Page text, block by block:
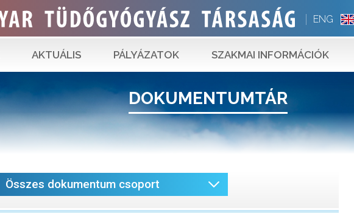
ENG
AKTUÁLIS PÁLYÁZATOK SZAKMAI INFORMÁCIÓK
DOKUMENTUMTÁR
Összes dokumentum csoport